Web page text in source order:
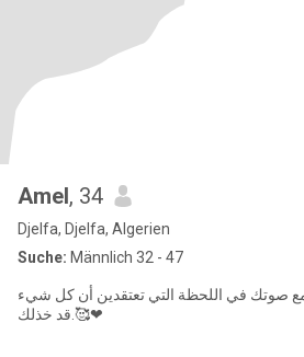
Amel, 34
Djelfa, Djelfa, Algerien
Suche: Männlich 32 - 47
صوتك في اللحظة التي تعتقدين أن كل شيء
قد خذلك.🥰❤